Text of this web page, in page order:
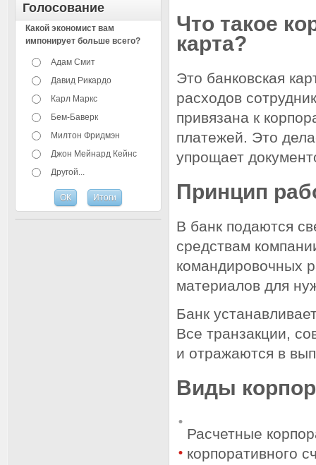
Голосование
Какой экономист вам
импонирует больше всего?
Адам Смит
Давид Рикардо
Карл Маркс
Бем-Баверк
Милтон Фридмэн
Джон Мейнард Кейнс
Другой...
Что такое
карта?
Это банковская
расходов
привязана к
платежей. Это
упрощает
Принцип
В банк подаются
средствам
командировочных
материалов для
Банк
Все транзакции,
и отражаются в
Виды
Расчетные
корпоративного